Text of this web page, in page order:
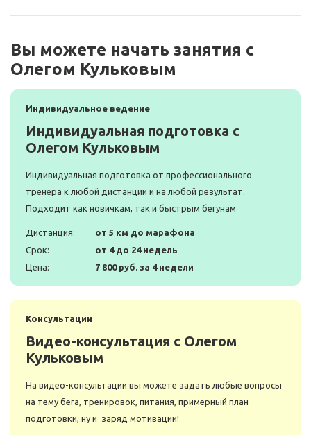
Вы можете начать занятия с
Олегом Кульковым
Индивидуальное ведение
Индивидуальная подготовка с
Олегом Кульковым
Индивидуальная подготовка от профессионального
тренера к любой дистанции и на любой результат.
Подходит как новичкам, так и быстрым бегунам
Дистанция:
от 5 км до марафона
Срок:
от 4 до 24 недель
Цена:
7 800 руб. за 4 недели
Консультации
Видео-консультация с Олегом
Кульковым
На видео-консультации вы можете задать любые вопросы
на тему бега, тренировок, питания, примерный план
подготовки, ну и заряд мотивации!